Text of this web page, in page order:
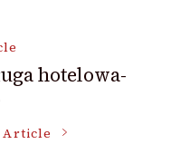
hotelowa-
Article